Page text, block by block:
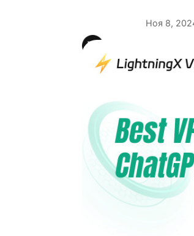
Ноя 8,